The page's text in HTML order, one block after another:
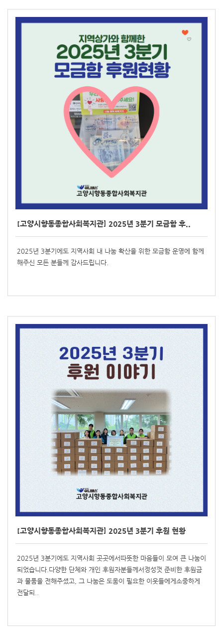
[고양시향동종합사회복지관] 2025년 3분기 모금함 후..
2025년 3분기에도 지역사회 내 나눔 확산을 위한 모금함 운영에 함께
해주신 모든 분들께 감사드립니다.
[고양시향동종합사회복지관] 2025년 3분기 후원 현황
2025년 3분기에도 지역사회 곳곳에서따뜻한 마음들이 모여 큰 나눔이
되었습니다.다양한 단체와 개인 후원자분들께서정성껏 준비한 후원금
과 물품을 전해주셨고, 그 나눔은 도움이 필요한 이웃들에게소중하게
전달되..